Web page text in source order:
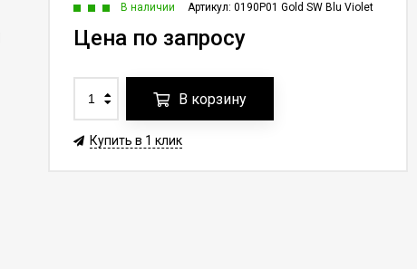
Артикул: 0190P01 Gold SW Blu Violet
В наличии
Цена по запросу
В корзину
Купить в 1 клик